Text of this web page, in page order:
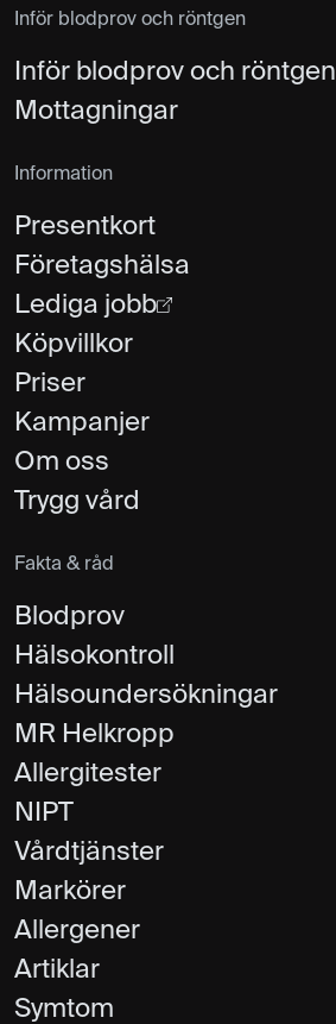
Inför blodprov och röntgen
Inför blodprov och röntgen
Mottagningar
Information
Presentkort
Företagshälsa
Lediga jobb
Köpvillkor
Priser
Kampanjer
Om oss
Trygg vård
Fakta & råd
Blodprov
Hälsokontroll
Hälsoundersökningar
MR Helkropp
Allergitester
NIPT
Vårdtjänster
Markörer
Allergener
Artiklar
Symtom